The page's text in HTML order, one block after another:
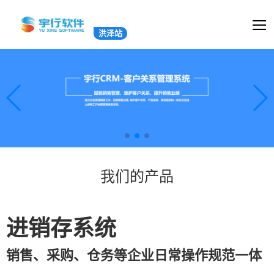
洪泽站
我们的产品
进销存系统
销售、采购、仓务等企业日常操作规范一体